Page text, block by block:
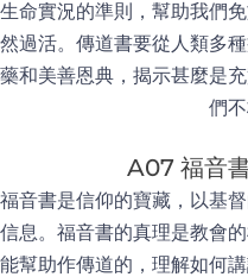
生命實況的準則，幫助我們
然過活。傳道書要從人類多
藥和美善恩典，揭示甚麼是
們不
A07 福音
福音書是信仰的寶藏，以基
信息。福音書的真理是教會
能幫助作傳道的，理解如何